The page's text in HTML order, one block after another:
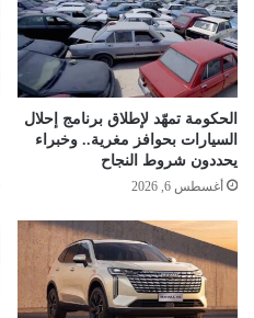
الحكومة تمهّد لإطلاق برنامج إحلال
السيارات بحوافز مغرية.. وخبراء
يحددون شروط النجاح
أغسطس 6, 2026